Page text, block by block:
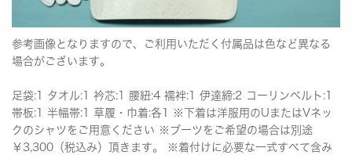
参考画像となりますので、ご利用いただく付属品は色など異なる
場合がございます。
足袋:1 タオル:1 衿芯:1 腰紐:4 襦袢:1 伊達締:2 コーリンベルト:1
帯板:1 半幅帯:1 草履・巾着:各1 ※下着は洋服用のUまたはVネッ
クのシャツをご用意ください ※ブーツをご希望の場合は別途
￥3,300（税込み）頂きます。 ※着付けに必要な一式すべて含み